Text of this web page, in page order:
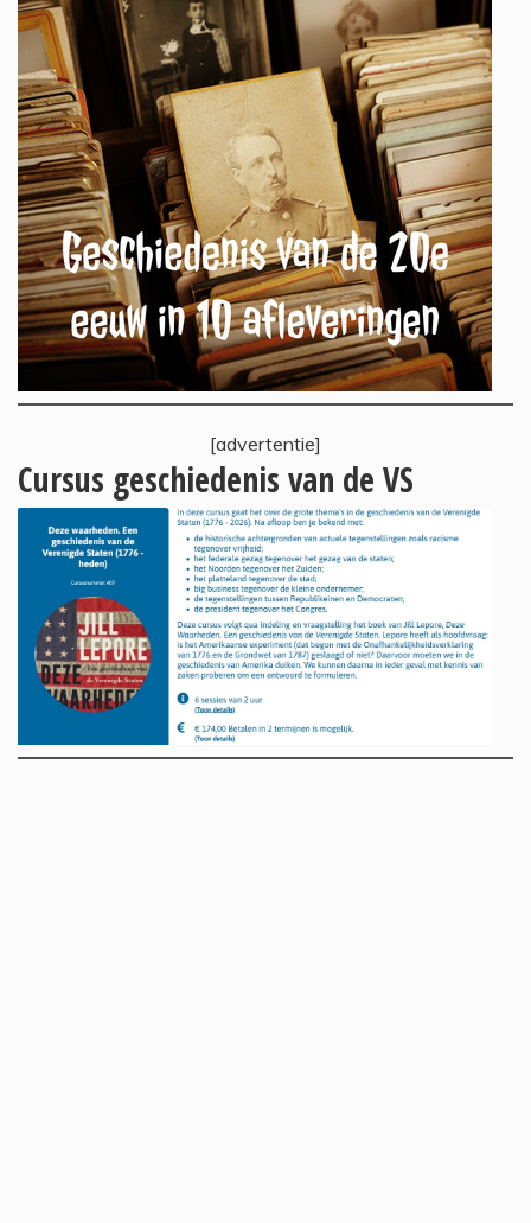
[advertentie]
Cursus geschiedenis van de VS